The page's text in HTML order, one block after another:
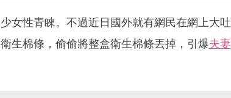
女性青睞。不過近日國外就有網民在網上大吐
生棉條，偷偷將整盒衛生棉條丟掉，引爆夫妻